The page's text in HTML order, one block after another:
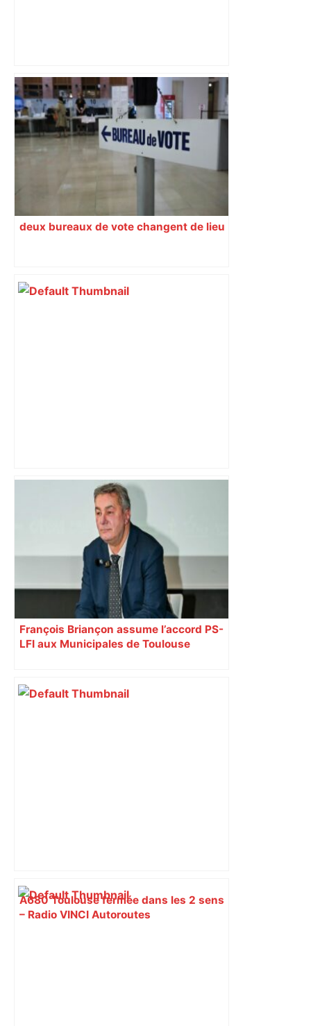
Vous pensiez que c’était comme une
voiture ? La vérité sur les avions qui
reculent – ici.fr
deux bureaux de vote changent de lieu
"C’est l’une des plus fortes
fréquentations du circuit" : Toulouse
est-elle la capitale du poker amateur –
François Briançon assume l’accord PS-
LFI aux Municipales de Toulouse
A680 Toulouse fermée dans les 2 sens
– Radio VINCI Autoroutes